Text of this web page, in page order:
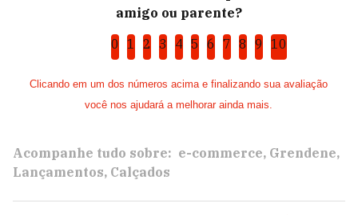
amigo ou parente?
0 1 2 3 4 5 6 7 8 9 10
Clicando em um dos números acima e finalizando sua avaliação
você nos ajudará a melhorar ainda mais.
Acompanhe tudo sobre: e-commerce Grendene
Lançamentos Calçados